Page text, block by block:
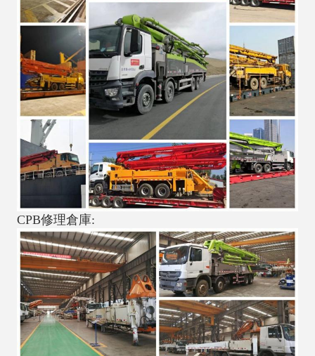
CPB修理倉庫: